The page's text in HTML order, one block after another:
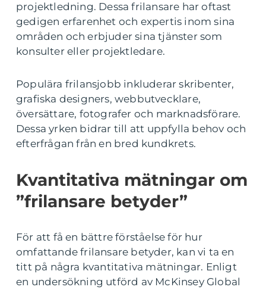
projektledning. Dessa frilansare har oftast
gedigen erfarenhet och expertis inom sina
områden och erbjuder sina tjänster som
konsulter eller projektledare.
Populära frilansjobb inkluderar skribenter,
grafiska designers, webbutvecklare,
översättare, fotografer och marknadsförare.
Dessa yrken bidrar till att uppfylla behov och
efterfrågan från en bred kundkrets.
Kvantitativa mätningar om
”frilansare betyder”
För att få en bättre förståelse för hur
omfattande frilansare betyder, kan vi ta en
titt på några kvantitativa mätningar. Enligt
en undersökning utförd av McKinsey Global